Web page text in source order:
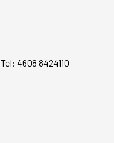
Tel: 4608 8424110